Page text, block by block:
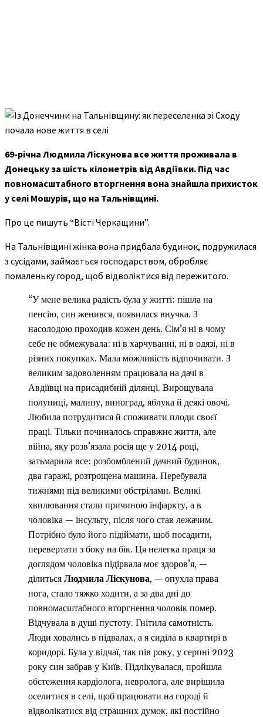
69-річна Людмила Ліскунова все життя проживала в
Донецьку за шість кілометрів від Авдіївки. Під час
повномасштабного вторгнення вона знайшла прихисток
у селі Мошурів, що на Тальнівщині.
Про це пишуть “Вісті Черкащини”.
На Тальнівщині жінка вона придбала будинок, подружилася
з сусідами, займається господарством, обробляє
помаленьку город, щоб відволіктися від пережитого.
“У мене велика радість була у житті: пішла на
пенсію, син женився, появилася внучка. З
насолодою проходив кожен день. Сім’я ні в чому
себе не обмежувала: ні в харчуванні, ні в одязі, ні в
різних покупках. Мала можливість відпочивати. З
великим задоволенням працювала на дачі в
Авдіївці на присадибній ділянці. Вирощувала
полуниці, малину, виноград, яблука й деякі овочі.
Любила потрудитися й споживати плоди своєї
праці. Тільки починалось справжнє життя, але
війна, яку розв’язала росія ще у 2014 році,
затьмарила все: розбомблений дачний будинок,
два гаражі, розтрощена машина. Перебувала
тижнями під великими обстрілами. Великі
хвилювання стали причиною інфаркту, а в
чоловіка — інсульту, після чого став лежачим.
Потрібно було його підіймати, щоб посадити,
перевертати з боку на бік. Ця нелегка праця за
доглядом чоловіка підірвала моє здоров’я, —
ділиться Людмила Ліскунова, — опухла права
нога, стало тяжко ходити, а за два дні до
повномасштабного вторгнення чоловік помер.
Відчувала в душі пустоту. Гнітила самотність.
Люди ховались в підвалах, а я сиділа в квартирі в
коридорі. Була у відчаї, так пів року, у серпні 2023
року син забрав у Київ. Підлікувалася, пройшла
обстеження кардіолога, невролога, але вирішила
оселитися в селі, щоб працювати на городі й
відволікатися від страшних думок, які постійно